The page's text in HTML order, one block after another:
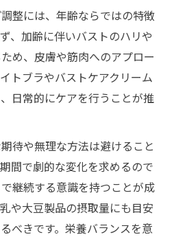
整には、年齢ならではの特徴
、加齢に伴いバストのハリや
め、皮膚や筋肉へのアプロー
トブラやバストケアクリーム
日常的にケアを行うことが推
待や無理な方法は避けること
間で劇的な変化を求めるので
継続する意識を持つことが成
や大豆製品の摂取量にも目安
べきです。栄養バランスを意